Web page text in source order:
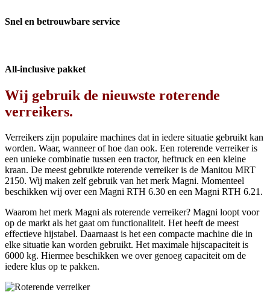
Snel en betrouwbare service
All-inclusive pakket
Wij gebruik de nieuwste roterende
verreikers.
Verreikers zijn populaire machines dat in iedere situatie gebruikt kan
worden. Waar, wanneer of hoe dan ook. Een roterende verreiker is
een unieke combinatie tussen een tractor, heftruck en een kleine
kraan. De meest gebruikte roterende verreiker is de Manitou MRT
2150. Wij maken zelf gebruik van het merk Magni. Momenteel
beschikken wij over een Magni RTH 6.30 en een Magni RTH 6.21.
Waarom het merk Magni als roterende verreiker? Magni loopt voor
op de markt als het gaat om functionaliteit. Het heeft de meest
effectieve hijstabel. Daarnaast is het een compacte machine die in
elke situatie kan worden gebruikt. Het maximale hijscapaciteit is
6000 kg. Hiermee beschikken we over genoeg capaciteit om de
iedere klus op te pakken.